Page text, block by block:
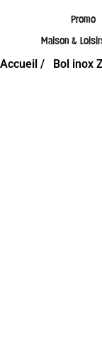
Promo
Maison &
Accueil / Bol inox